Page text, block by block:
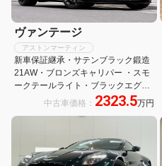
ヴァンテージ
アストンマーティン
新車保証継承・サテンブラック鍛造
21AW・ブロンズキャリパー ・スモ
ークテールライト・ブラックエグゾ
ーストフィニッシャー・フロントグ
ー・タンカラーシートベルト・2025
年式(2024年12月登録)
中古車価格： 2323.5万円